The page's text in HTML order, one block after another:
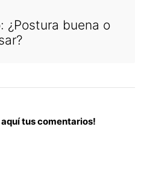
¿Postura buena o
aquí tus comentarios!